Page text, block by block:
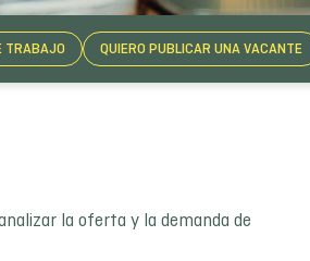
TRABAJO QUIERO PUBLICAR UNA VACANTE
la oferta y la demanda de